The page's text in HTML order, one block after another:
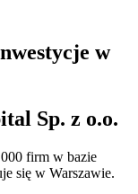
w
Sp. z o.o.
firm w bazie
się w Warszawie.